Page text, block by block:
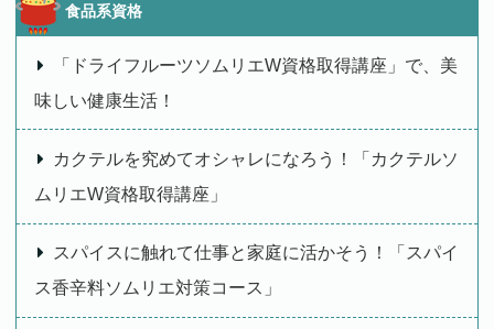
食品系資格
「ドライフルーツソムリエW資格取得講座」で、美
味しい健康生活！
カクテルを究めてオシャレになろう！「カクテルソ
ムリエW資格取得講座」
スパイスに触れて仕事と家庭に活かそう！「スパイ
ス香辛料ソムリエ対策コース」